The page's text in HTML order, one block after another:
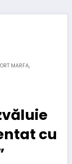
MARFA,
cu